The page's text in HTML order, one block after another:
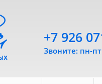
+7 926
Звоните: пн-